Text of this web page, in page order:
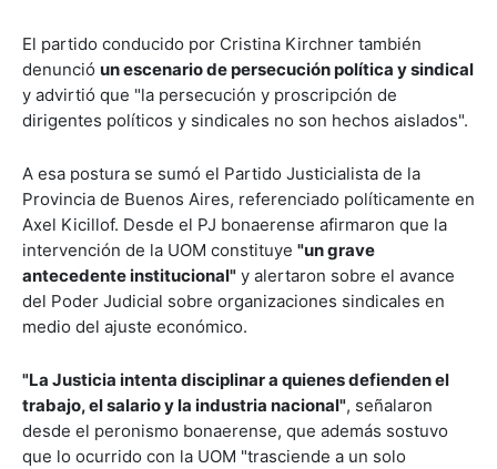
El partido conducido por Cristina Kirchner también
denunció un escenario de persecución política y sindical
y advirtió que "la persecución y proscripción de
dirigentes políticos y sindicales no son hechos aislados".
A esa postura se sumó el Partido Justicialista de la
Provincia de Buenos Aires, referenciado políticamente en
Axel Kicillof. Desde el PJ bonaerense afirmaron que la
intervención de la UOM constituye "un grave
antecedente institucional" y alertaron sobre el avance
del Poder Judicial sobre organizaciones sindicales en
medio del ajuste económico.
"La Justicia intenta disciplinar a quienes defienden el
trabajo, el salario y la industria nacional", señalaron
desde el peronismo bonaerense, que además sostuvo
que lo ocurrido con la UOM "trasciende a un solo